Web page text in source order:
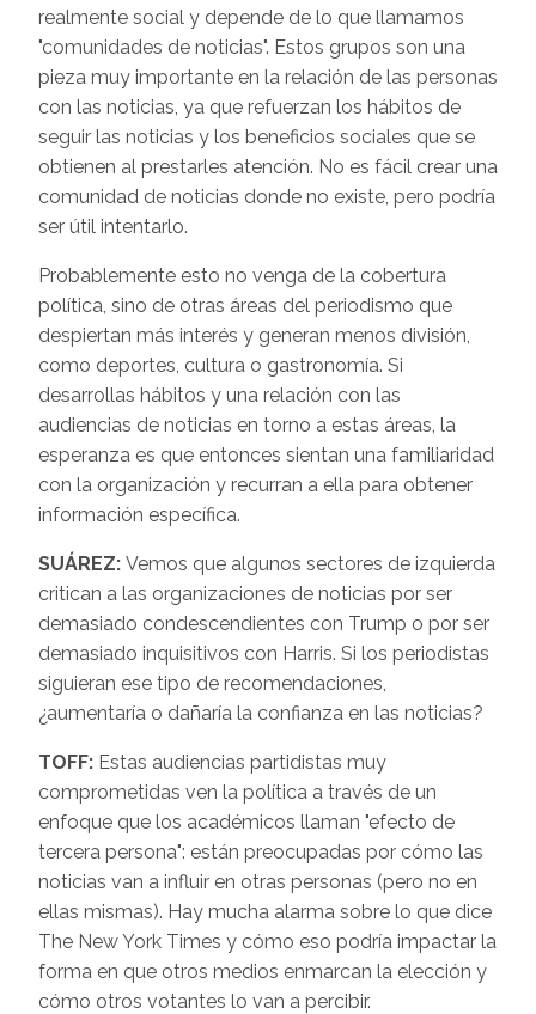
realmente social y depende de lo que llamamos
"comunidades de noticias". Estos grupos son una
pieza muy importante en la relación de las personas
con las noticias, ya que refuerzan los hábitos de
seguir las noticias y los beneficios sociales que se
obtienen al prestarles atención. No es fácil crear una
comunidad de noticias donde no existe, pero podría
ser útil intentarlo.
Probablemente esto no venga de la cobertura
política, sino de otras áreas del periodismo que
despiertan más interés y generan menos división,
como deportes, cultura o gastronomía. Si
desarrollas hábitos y una relación con las
audiencias de noticias en torno a estas áreas, la
esperanza es que entonces sientan una familiaridad
con la organización y recurran a ella para obtener
información específica.
SUÁREZ: Vemos que algunos sectores de izquierda
critican a las organizaciones de noticias por ser
demasiado condescendientes con Trump o por ser
demasiado inquisitivos con Harris. Si los periodistas
siguieran ese tipo de recomendaciones,
¿aumentaría o dañaría la confianza en las noticias?
TOFF: Estas audiencias partidistas muy
comprometidas ven la política a través de un
enfoque que los académicos llaman "efecto de
tercera persona": están preocupadas por cómo las
noticias van a influir en otras personas (pero no en
ellas mismas). Hay mucha alarma sobre lo que dice
The New York Times y cómo eso podría impactar la
forma en que otros medios enmarcan la elección y
cómo otros votantes lo van a percibir.